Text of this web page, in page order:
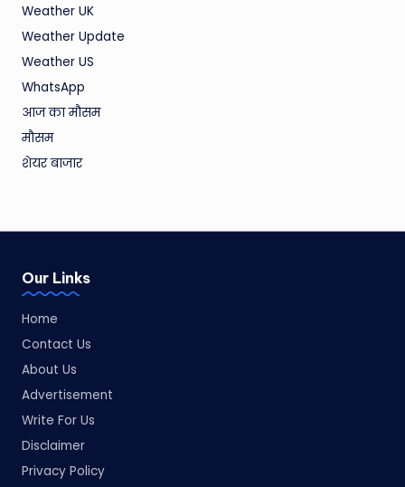
Weather UK
Weather Update
Weather US
WhatsApp
आज का मौसम
मौसम
शेयर बाजार
Our Links
Home
Contact Us
About Us
Advertisement
Write For Us
Disclaimer
Privacy Policy